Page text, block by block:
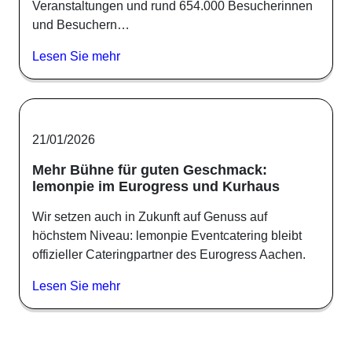
Veranstaltungen und rund 654.000 Besucherinnen
und Besuchern…
Lesen Sie mehr
21/01/2026
Mehr Bühne für guten Geschmack:
lemonpie im Eurogress und Kurhaus
Wir setzen auch in Zukunft auf Genuss auf
höchstem Niveau: lemonpie Eventcatering bleibt
offizieller Cateringpartner des Eurogress Aachen.
Lesen Sie mehr